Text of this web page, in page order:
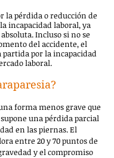
la pérdida o reducción de
incapacidad laboral, ya
Incluso si no se
del accidente, el
por la incapacidad
laboral.
forma menos grave que
una pérdida parcial
en las piernas. El
entre 20 y 70 puntos de
y el compromiso